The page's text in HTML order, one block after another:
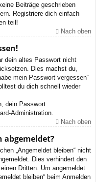
Beiträge geschrieben
Registriere dich einfach
teil!
Nach oben
dein altes Passwort nicht
Dies machst du,
mein Passwort vergessen“
du dich schnell wieder
dein Passwort
Administration.
Nach oben
abgemeldet?
„Angemeldet bleiben“ nicht
Dies verhindert den
Dritten. Um angemeldet
bleiben“ beim Anmelden